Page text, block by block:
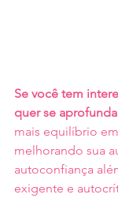
Se você tem
quer se
mais equilíbrio
melhorando sua
autoconfiança
exigente e